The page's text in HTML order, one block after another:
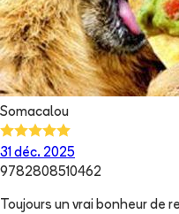
Somacalou
31 déc. 2025
9782808510462
Toujours un vrai bonheur de